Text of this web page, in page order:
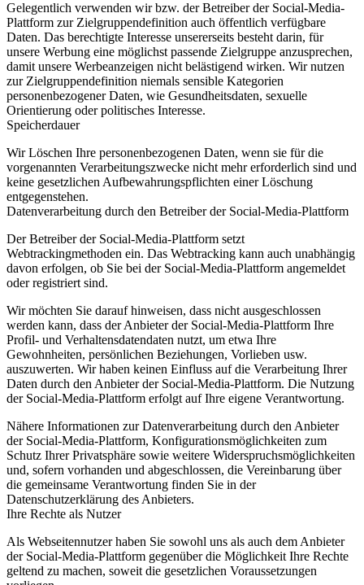
Gelegentlich verwenden wir bzw. der Betreiber der Social-Media-
Plattform zur Zielgruppendefinition auch öffentlich verfügbare
Daten. Das berechtigte Interesse unsererseits besteht darin, für
unsere Werbung eine möglichst passende Zielgruppe anzusprechen,
damit unsere Werbeanzeigen nicht belästigend wirken. Wir nutzen
zur Zielgruppendefinition niemals sensible Kategorien
personenbezogener Daten, wie Gesundheitsdaten, sexuelle
Orientierung oder politisches Interesse.
Speicherdauer
Wir Löschen Ihre personenbezogenen Daten, wenn sie für die
vorgenannten Verarbeitungszwecke nicht mehr erforderlich sind und
keine gesetzlichen Aufbewahrungspflichten einer Löschung
entgegenstehen.
Datenverarbeitung durch den Betreiber der Social-Media-Plattform
Der Betreiber der Social-Media-Plattform setzt
Webtrackingmethoden ein. Das Webtracking kann auch unabhängig
davon erfolgen, ob Sie bei der Social-Media-Plattform angemeldet
oder registriert sind.
Wir möchten Sie darauf hinweisen, dass nicht ausgeschlossen
werden kann, dass der Anbieter der Social-Media-Plattform Ihre
Profil- und Verhaltensdatendaten nutzt, um etwa Ihre
Gewohnheiten, persönlichen Beziehungen, Vorlieben usw.
auszuwerten. Wir haben keinen Einfluss auf die Verarbeitung Ihrer
Daten durch den Anbieter der Social-Media-Plattform. Die Nutzung
der Social-Media-Plattform erfolgt auf Ihre eigene Verantwortung.
Nähere Informationen zur Datenverarbeitung durch den Anbieter
der Social-Media-Plattform, Konfigurationsmöglichkeiten zum
Schutz Ihrer Privatsphäre sowie weitere Widerspruchsmöglichkeiten
und, sofern vorhanden und abgeschlossen, die Vereinbarung über
die gemeinsame Verantwortung finden Sie in der
Datenschutzerklärung des Anbieters.
Ihre Rechte als Nutzer
Als Webseitennutzer haben Sie sowohl uns als auch dem Anbieter
der Social-Media-Plattform gegenüber die Möglichkeit Ihre Rechte
geltend zu machen, soweit die gesetzlichen Voraussetzungen